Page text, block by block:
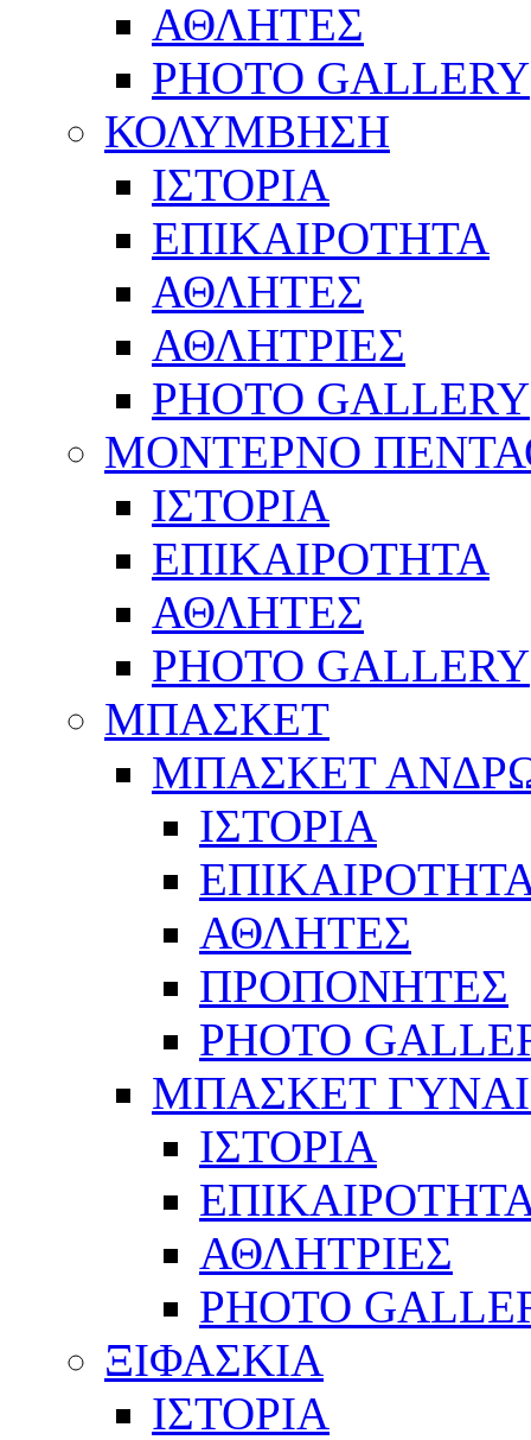
ΑΘΛΗΤΕΣ
PHOTO GALLERY
ΚΟΛΥΜΒΗΣΗ
ΙΣΤΟΡΙΑ
ΕΠΙΚΑΙΡΟΤΗΤΑ
ΑΘΛΗΤΕΣ
ΑΘΛΗΤΡΙΕΣ
PHOTO GALLERY
ΜΟΝΤΕΡΝΟ
ΙΣΤΟΡΙΑ
ΕΠΙΚΑΙΡΟΤΗΤΑ
ΑΘΛΗΤΕΣ
PHOTO GALLERY
ΜΠΑΣΚΕΤ
ΜΠΑΣΚΕΤ
ΙΣΤΟΡΙΑ
ΑΘΛΗΤΕΣ
ΠΡΟΠΟΝΗΤΕΣ
PHOTO
ΜΠΑΣΚΕΤ
ΙΣΤΟΡΙΑ
ΑΘΛΗΤΡΙΕΣ
PHOTO
ΞΙΦΑΣΚΙΑ
ΙΣΤΟΡΙΑ